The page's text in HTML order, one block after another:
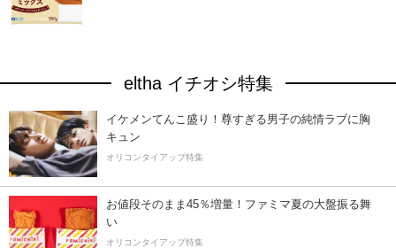
eltha イチオシ特集
イケメンてんこ盛り！尊すぎる男子の純情ラブに胸
キュン
オリコンタイアップ特集
お値段そのまま45％増量！ファミマ夏の大盤振る舞
い
オリコンタイアップ特集